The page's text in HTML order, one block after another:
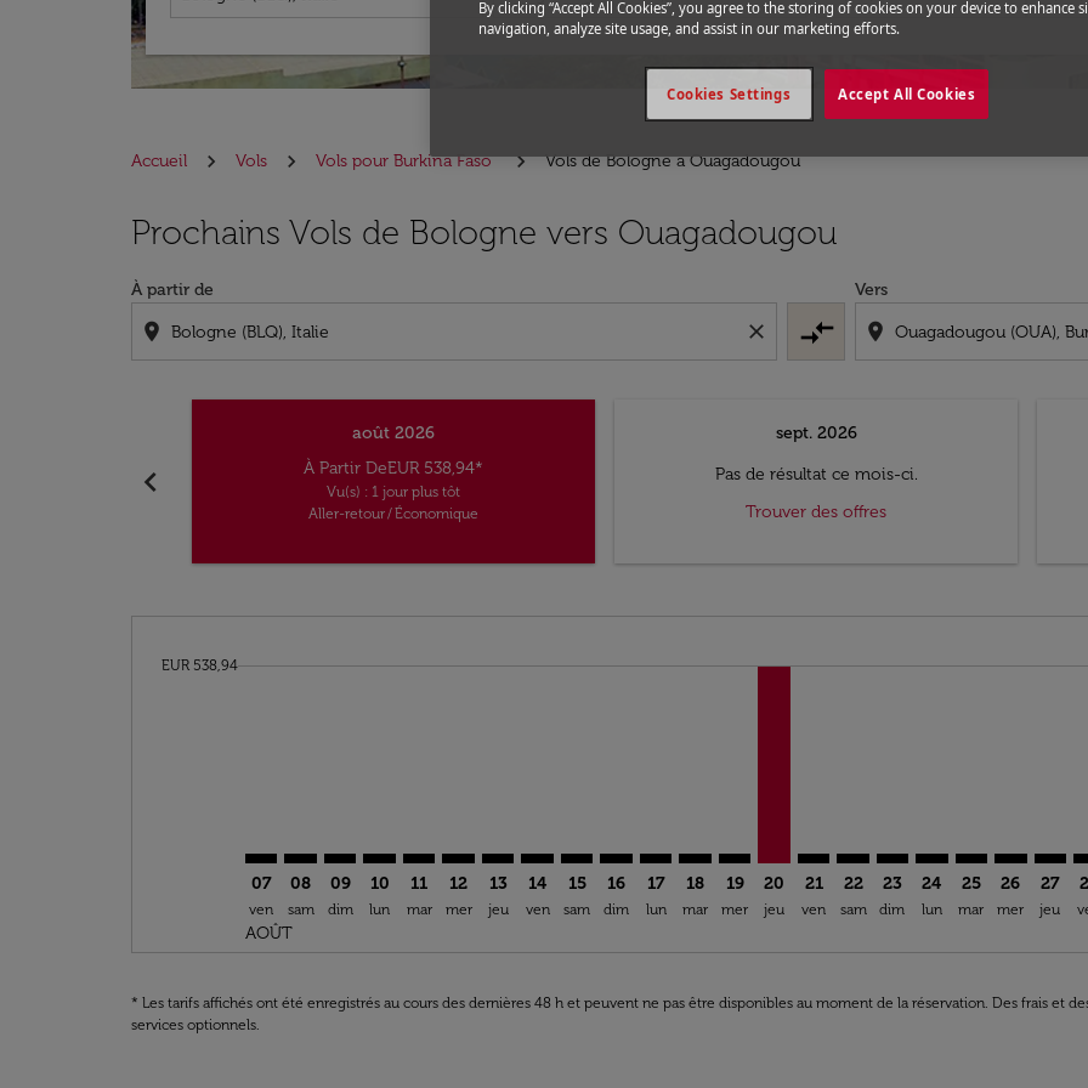
Accueil Vols Vols pour Burkina Faso Vols de Bologne a Ouagadougou
Prochains Vols de Bologne vers Ouagadougou
À partir de
location_on close compare_arrows
Vers
location_on
chevron_left
août 2026
À Partir DeEUR 538,94*
Vu(s) : 1 jour plus tôt
Aller-retour/Économique
sept. 2026
Pas de résultat ce mois-ci.
Trouver des offres
EUR 538,94
07
ven
AOÛT
08
sam
09
dim
10
lun
11
mar
12
mer
13
jeu
14
ven
15
sam
16
dim
17
lun
18
mar
BLQ–OUA: cmp-view-offers-disclaimer.
19
mer
BLQ–OUA, 20/08/2026 – 27/08/
20
jeu
BLQ–OUA: cmp-view-offers-
21
ven
BLQ–OUA: cmp-view-
22
sam
BLQ–OUA: cmp-view-
23
dim
BLQ–OUA: cmp-
24
lun
BLQ–OUA:
25
mar
26
mer
27
jeu
* Les tarifs affichés ont été enregistrés au cours des dernières 48 h et peuvent ne pas être disponibles au moment de la réservation. Des frais et
services optionnels.
By clicking “Accept All Cookies”, you agree to the storing of cookies on your device to enhance
navigation, analyze site usage, and assist in our marketing efforts.
Accept All Cookies
Cookies Settings